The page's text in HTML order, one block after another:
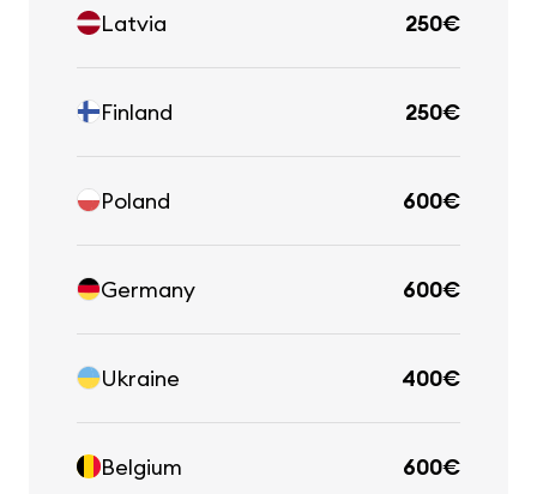
Latvia 250€
Finland 250€
Poland 600€
Germany 600€
Ukraine 400€
Belgium 600€